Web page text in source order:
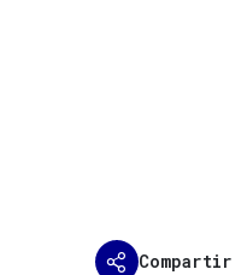
Compartir